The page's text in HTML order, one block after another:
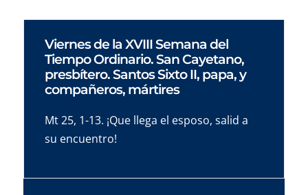
Viernes de la XVIII Semana del
Tiempo Ordinario. San Cayetano,
presbítero. Santos Sixto II, papa, y
compañeros, mártires
Mt 25, 1-13. ¡Que llega el esposo, salid a
su encuentro!